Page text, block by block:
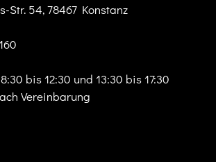
Str. 54, 78467 Konstanz
bis 12:30 und 13:30 bis 17:30
Vereinbarung